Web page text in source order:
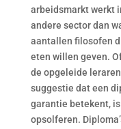
arbeidsmarkt werkt
andere sector dan
aantallen filosofen
eten willen geven.
de opgeleide
suggestie dat een
garantie betekent,
opsolferen.